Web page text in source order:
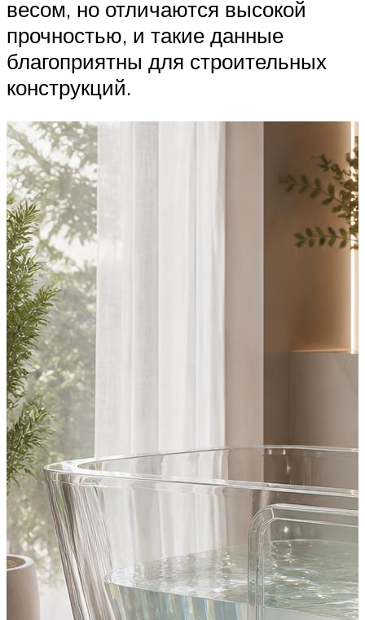
весом, но отличаются высокой
прочностью, и такие данные
благоприятны для строительных
конструкций.